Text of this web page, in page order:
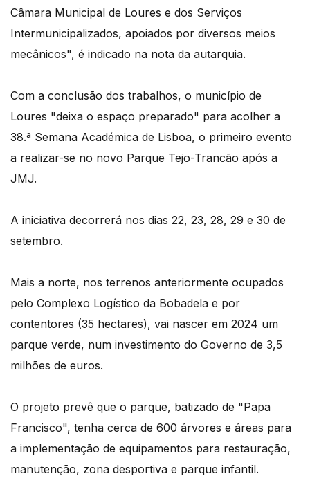
Câmara Municipal de Loures e dos Serviços
Intermunicipalizados, apoiados por diversos meios
mecânicos", é indicado na nota da autarquia.
Com a conclusão dos trabalhos, o município de
Loures "deixa o espaço preparado" para acolher a
38.ª Semana Académica de Lisboa, o primeiro evento
a realizar-se no novo Parque Tejo-Trancão após a
JMJ.
A iniciativa decorrerá nos dias 22, 23, 28, 29 e 30 de
setembro.
Mais a norte, nos terrenos anteriormente ocupados
pelo Complexo Logístico da Bobadela e por
contentores (35 hectares), vai nascer em 2024 um
parque verde, num investimento do Governo de 3,5
milhões de euros.
O projeto prevê que o parque, batizado de "Papa
Francisco", tenha cerca de 600 árvores e áreas para
a implementação de equipamentos para restauração,
manutenção, zona desportiva e parque infantil.